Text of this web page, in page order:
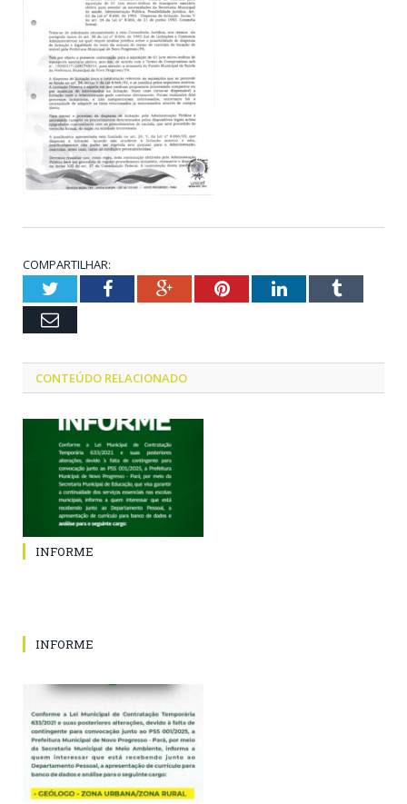
COMPARTILHAR:
TwitterFacebookGoogle+PinterestLinkedInTumblr
Email
CONTEÚDO RELACIONADO
INFORME
INFORME